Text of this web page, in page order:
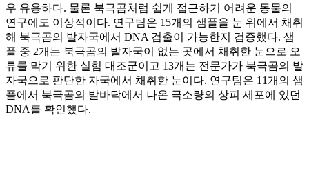
우 유용하다. 물론 북극곰처럼 쉽게 접근하기 어려운 동물의
연구에도 이상적이다. 연구팀은 15개의 샘플을 눈 위에서 채취
해 북극곰의 발자국에서 DNA 검출이 가능한지 검증했다. 샘
플 중 2개는 북극곰의 발자국이 없는 곳에서 채취한 눈으로 오
류를 막기 위한 실험 대조군이고 13개는 전문가가 북극곰의 발
자국으로 판단한 자국에서 채취한 눈이다. 연구팀은 11개의 샘
플에서 북극곰의 발바닥에서 나온 극소량의 상피 세포에 있던
DNA를 확인했다.